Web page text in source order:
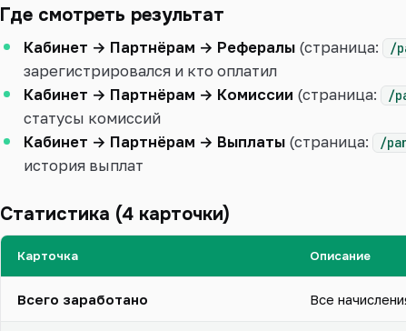
Где смотреть результат
Кабинет → Партнёрам → Рефералы (страница: /
зарегистрировался и кто оплатил
Кабинет → Партнёрам → Комиссии (страница: /
статусы комиссий
Кабинет → Партнёрам → Выплаты (страница: /
история выплат
Статистика (4 карточки)
Карточка Описание
Всего заработано Все